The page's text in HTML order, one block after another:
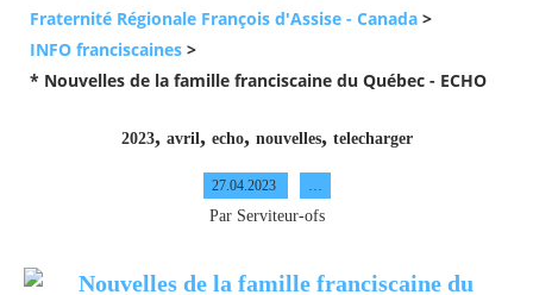
Fraternité Régionale François d'Assise - Canada >
INFO franciscaines >
* Nouvelles de la famille franciscaine du Québec - ECHO
2023, avril , echo, nouvelles, telecharger
27.04.2023
Par Serviteur-ofs